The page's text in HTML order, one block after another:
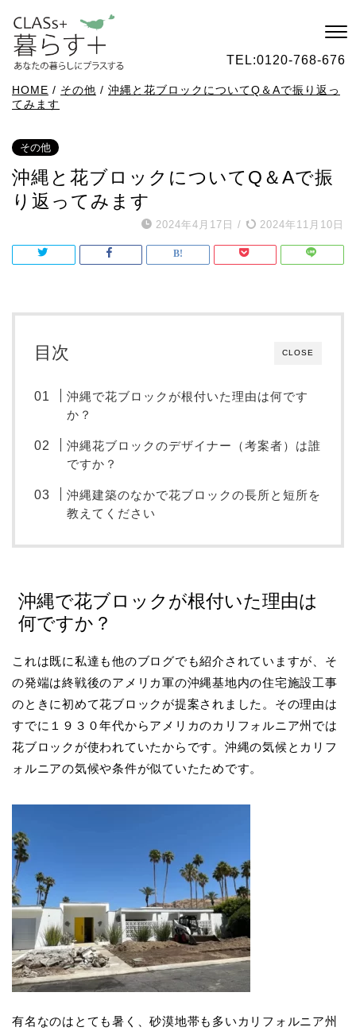
TEL:0120-768-676
HOME / その他 / 沖縄と花ブロックについてQ＆Aで振り返っ
てみます
その他
沖縄と花ブロックについてQ＆Aで振
り返ってみます
2024年4月17日 / 2024年11月10日
CLOSE
目次
沖縄で花ブロックが根付いた理由は何です
か？
沖縄花ブロックのデザイナー（考案者）は誰
ですか？
沖縄建築のなかで花ブロックの長所と短所を
教えてください
沖縄で花ブロックが根付いた理由は
何ですか？
これは既に私達も他のブログでも紹介されていますが、そ
の発端は終戦後のアメリカ軍の沖縄基地内の住宅施設工事
のときに初めて花ブロックが提案されました。その理由は
すでに１９３０年代からアメリカのカリフォルニア州では
花ブロックが使われていたからです。沖縄の気候とカリフ
ォルニアの気候や条件が似ていたためです。
有名なのはとても暑く、砂漠地帯も多いカリフォルニア州